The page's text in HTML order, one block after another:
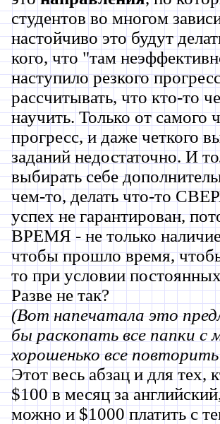
студентов во многом
настойчиво это будут
кого, что "там
наступило резкого
рассчитывать, что кто-то
научить. Только от самого
прогресс, и даже четкого
заданий недостаточно. И
выбирать себе
чем-то, делать что-то
успех не гарантирован,
ВРЕМЯ - не только
чтобы прошло время,
то при условии
Разве не так?
(Вот напечатала это
бы раскопать все папки
хорошенько все
Этот весь абзац и для
$100 в месяц за
можно и $1000 платить с